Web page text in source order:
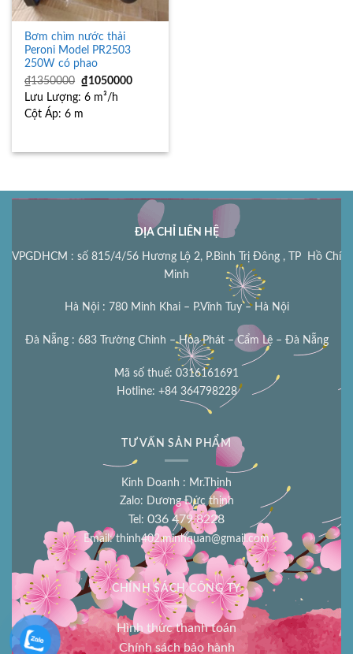
Bơm chìm nước thải
Peroni Model PR2503
250W có phao
₫1350000 Giá
gốc
là:
₫1050000Giá
Lưu Lượng:6 m³/h
Cột Áp:6 m
ĐỊA CHỈ LIÊN HỆ
VPGDHCM : số 815/4/56 Hương Lộ 2, P.Bình Trị Đông , TP Hồ Chí
Minh
Hà Nội : 780 Minh Khai – P.Vĩnh Tuy – Hà Nội
Đà Nẵng : 683 Trường Chinh – Hòa Phát – Cẩm Lệ – Đà Nẵng
Mã số thuế: 0316161691
Hotline: +84 364798228
TƯ VẤN SẢN PHẨM
Kinh Doanh : Mr.Thịnh
Zalo: Dương Đức thịnh
Tel: 036 479 8228
Email:thinh402.minhquan@gmail.com
CHÍNH SÁCH CÔNG TY
Hình thức thanh toán
Chính sách bảo hành